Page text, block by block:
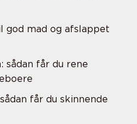
god mad og afslappet
sådan får du rene
får du skinnende